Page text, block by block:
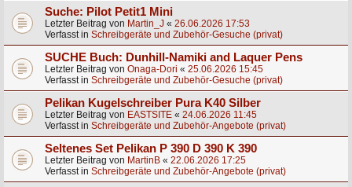
Suche: Pilot Petit1 Mini
Letzter Beitrag von Martin_J « 26.06.2026 17:53
Verfasst in Schreibgeräte und Zubehör-Gesuche (privat)
SUCHE Buch: Dunhill-Namiki and Laquer Pens
Letzter Beitrag von Onaga-Dori « 25.06.2026 15:45
Verfasst in Schreibgeräte und Zubehör-Gesuche (privat)
Pelikan Kugelschreiber Pura K40 Silber
Letzter Beitrag von EASTSITE « 24.06.2026 11:45
Verfasst in Schreibgeräte und Zubehör-Angebote (privat)
Seltenes Set Pelikan P 390 D 390 K 390
Letzter Beitrag von MartinB « 22.06.2026 17:25
Verfasst in Schreibgeräte und Zubehör-Angebote (privat)